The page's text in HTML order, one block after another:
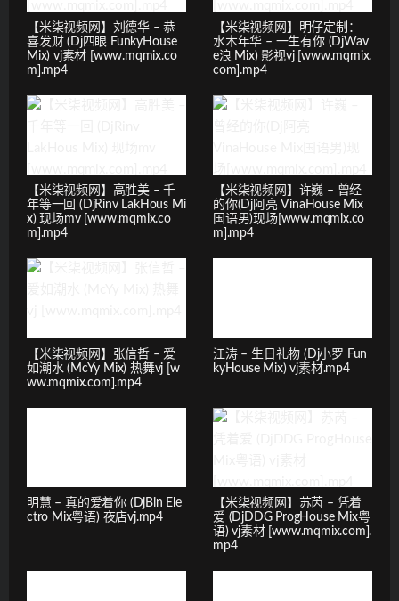
【米柒视频网】刘德华 – 恭
喜发财 (Dj四眼 FunkyHouse
Mix) vj素材 [www.mqmix.co
m].mp4
【米柒视频网】明仔定制：
水木年华 – 一生有你 (DjWav
e浪 Mix) 影视vj [www.mqmix.
com].mp4
【米柒视频网】高胜美 – 千
年等一回 (DjRinv LakHous Mi
x) 现场mv [www.mqmix.co
m].mp4
【米柒视频网】许巍 – 曾经
的你(Dj阿亮 VinaHouse Mix
国语男)现场[www.mqmix.co
m].mp4
【米柒视频网】张信哲 – 爱
如潮水 (McYy Mix) 热舞vj [w
ww.mqmix.com].mp4
江涛 – 生日礼物 (Dj小罗 Fun
kyHouse Mix) vj素材.mp4
明慧 – 真的爱着你 (DjBin Ele
ctro Mix粤语) 夜店vj.mp4
【米柒视频网】苏芮 – 凭着
爱 (DjDDG ProgHouse Mix粤
语) vj素材 [www.mqmix.com].
mp4